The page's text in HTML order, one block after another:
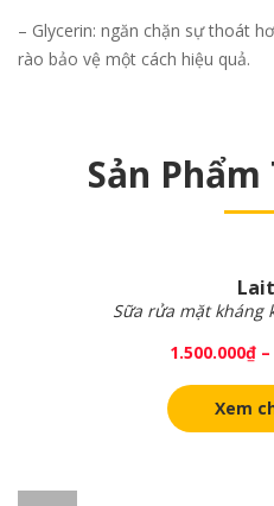
– Glycerin: ngăn chặn sự thoát
rào bảo vệ một cách hiệu quả.
Sản
Sữa rửa mặt kháng
1.500.000₫ –
Xem